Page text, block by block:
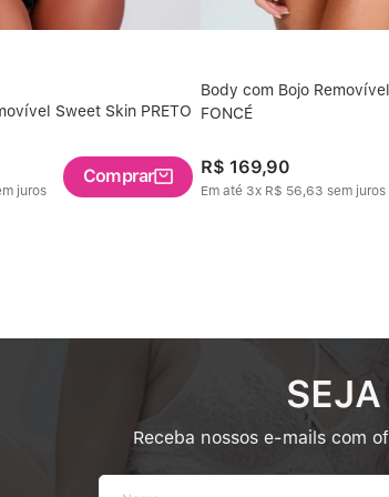
Sweet Skin PRETO
juros
Comprar
Body com Bojo
FONCÉ
R$ 169,90
Em até 3x R$ 56,63 sem juros
Receba nossos e-mails com